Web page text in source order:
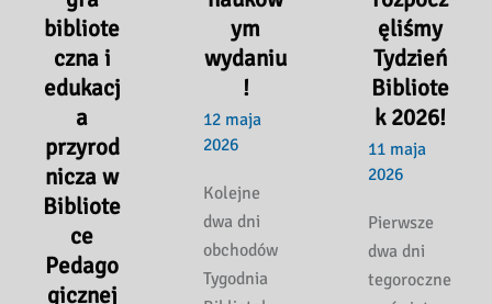
bibliote
czna i
edukacj
a
przyrod
nicza w
Bibliote
ce
Pedago
gicznej
ym
wydaniu
!
12 maja
2026
Kolejne
dwa dni
obchodów
Tygodnia
ęliśmy
Tydzień
Bibliote
k 2026!
11 maja
2026
Pierwsze
dwa dni
tegoroczne